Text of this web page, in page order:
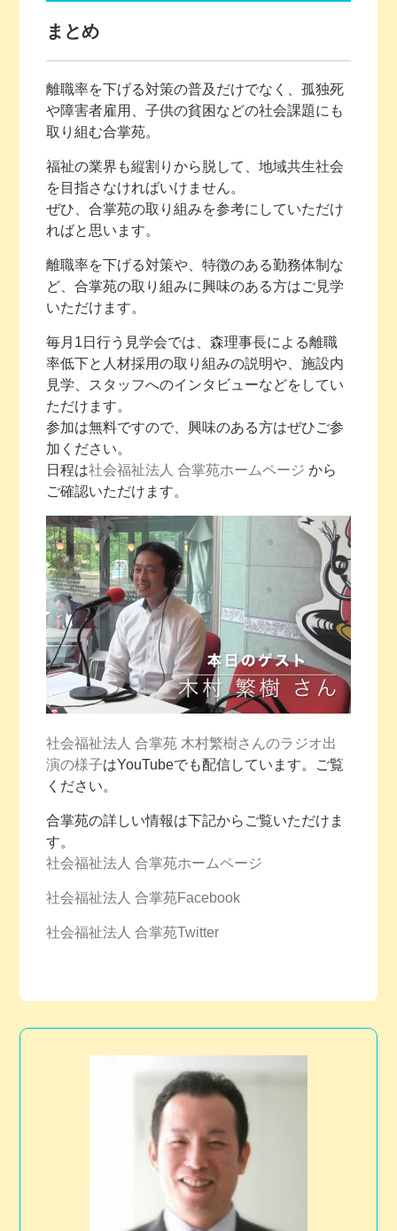
まとめ
離職率を下げる対策の普及だけでなく、孤独死
や障害者雇用、子供の貧困などの社会課題にも
取り組む合掌苑。
福祉の業界も縦割りから脱して、地域共生社会
を目指さなければいけません。
ぜひ、合掌苑の取り組みを参考にしていただけ
ればと思います。
離職率を下げる対策や、特徴のある勤務体制な
ど、合掌苑の取り組みに興味のある方はご見学
いただけます。
毎月1日行う見学会では、森理事長による離職
率低下と人材採用の取り組みの説明や、施設内
見学、スタッフへのインタビューなどをしてい
ただけます。
参加は無料ですので、興味のある方はぜひご参
加ください。
日程は社会福祉法人 合掌苑ホームページ から
ご確認いただけます。
社会福祉法人 合掌苑 木村繁樹さんのラジオ出
演の様子はYouTubeでも配信しています。ご覧
ください。
合掌苑の詳しい情報は下記からご覧いただけま
す。
社会福祉法人 合掌苑ホームページ
社会福祉法人 合掌苑Facebook
社会福祉法人 合掌苑Twitter